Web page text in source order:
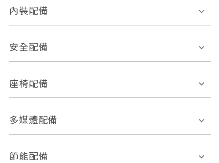
電動天窗
後視鏡方向指示燈
內裝配備
多功能方向盤
恆溫空調
安全配備
前座正面氣囊
ABS防鎖死
車道偏離警示
座椅配備
皮椅
多媒體配備
外部音源接入
節能配備